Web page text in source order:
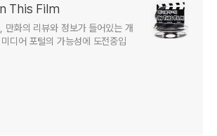
This Film
만화의 리뷰와 정보가 들어있는 개
디어 포털의 가능성에 도전중입